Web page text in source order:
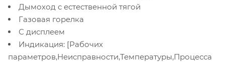
Дымоход с естественной тягой
Газовая горелка
С дисплеем
Индикация: [Рабочих
параметров,Неисправности,Температуры,Процесса